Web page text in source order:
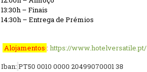
13:30h – Finais
14:30h – Entrega de Prémios
Alojamentos·: https://www.hotelversatile.pt/
Iban: PT50 0010 0000 20499070001 38